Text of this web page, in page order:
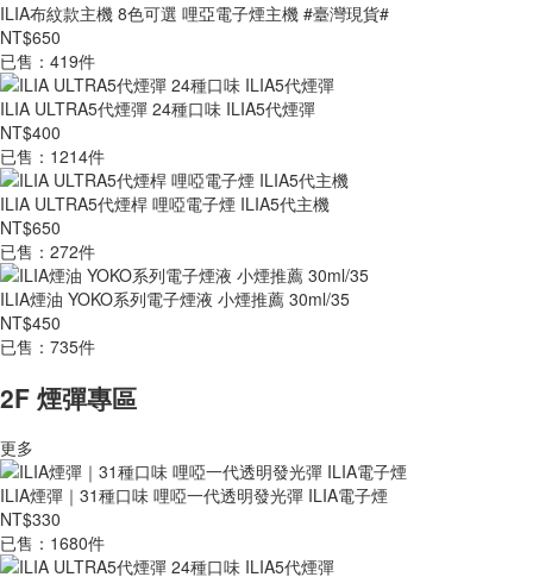
ILIA布紋款主機 8色可選 哩亞電子煙主機 #臺灣現貨#
NT$650
已售：419件
ILIA ULTRA5代煙彈 24種口味 ILIA5代煙彈
NT$400
已售：1214件
ILIA ULTRA5代煙桿 哩啞電子煙 ILIA5代主機
NT$650
已售：272件
ILIA煙油 YOKO系列電子煙液 小煙推薦 30ml/35
NT$450
已售：735件
2F 煙彈專區
更多
ILIA煙彈｜31種口味 哩啞一代透明發光彈 ILIA電子煙
NT$330
已售：1680件